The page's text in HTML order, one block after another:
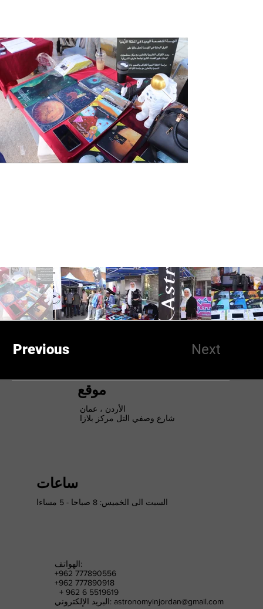
Previous Next
موقع
الأردن ، عمان
شارع وصفي التل مركز بلازا
ساعات
السبت الى الخميس: 8 صباحا - 5 مساءا
الهواتف:
+962 777890556
+962 777890918
+ 962 6 5519619
البريد الإلكتروني: astronomyinjordan@gmail.com